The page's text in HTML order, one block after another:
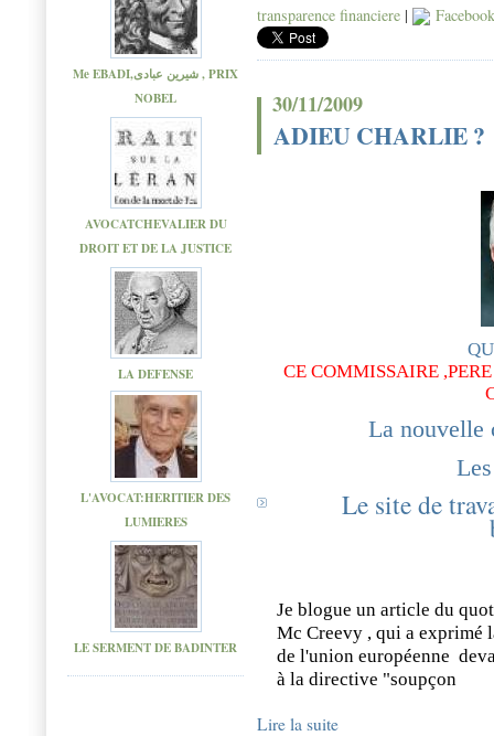
Me EBADI,شیرین عبادی , PRIX
NOBEL
AVOCATCHEVALIER DU
DROIT ET DE LA JUSTICE
LA DEFENSE
L'AVOCAT:HERITIER DES
LUMIERES
LE SERMENT DE BADINTER
transparence financiere | Facebook
30/11/2009
ADIEU CHARLIE ?
CE COMMISSAIRE
La nouvelle
Le site de
Je blogue un article du
Mc Creevy , qui a exprimé
de l'union européenne
à la directive "soupçon
Lire la suite